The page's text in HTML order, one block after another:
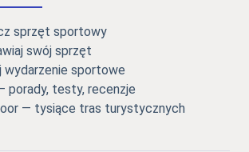
sprzęt sportowy
swój sprzęt
wydarzenie sportowe
porady, testy, recenzje
— tysiące tras turystycznych